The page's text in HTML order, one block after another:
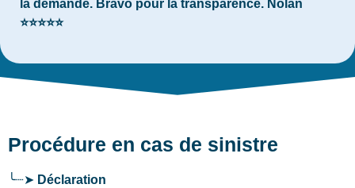
la demande. Bravo pour la transparence. Nolan
⭐⭐⭐⭐⭐
Procédure en cas de sinistre
╰┈➤ Déclaration